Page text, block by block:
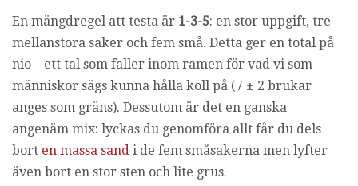
En mängdregel att testa är 1-3-5: en stor uppgift, tre
mellanstora saker och fem små. Detta ger en total på
nio – ett tal som faller inom ramen för vad vi som
människor sägs kunna hålla koll på (7 ± 2 brukar
anges som gräns). Dessutom är det en ganska
angenäm mix: lyckas du genomföra allt får du dels
bort en massa sand i de fem småsakerna men lyfter
även bort en stor sten och lite grus.